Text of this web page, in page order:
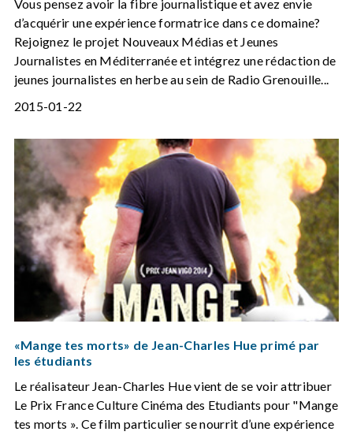
Vous pensez avoir la fibre journalistique et avez envie
d’acquérir une expérience formatrice dans ce domaine?
Rejoignez le projet Nouveaux Médias et Jeunes
Journalistes en Méditerranée et intégrez une rédaction de
jeunes journalistes en herbe au sein de Radio Grenouille...
2015-01-22
«Mange tes morts» de Jean-Charles Hue primé par
les étudiants
Le réalisateur Jean-Charles Hue vient de se voir attribuer
Le Prix France Culture Cinéma des Etudiants pour "Mange
tes morts ». Ce film particulier se nourrit d’une expérience